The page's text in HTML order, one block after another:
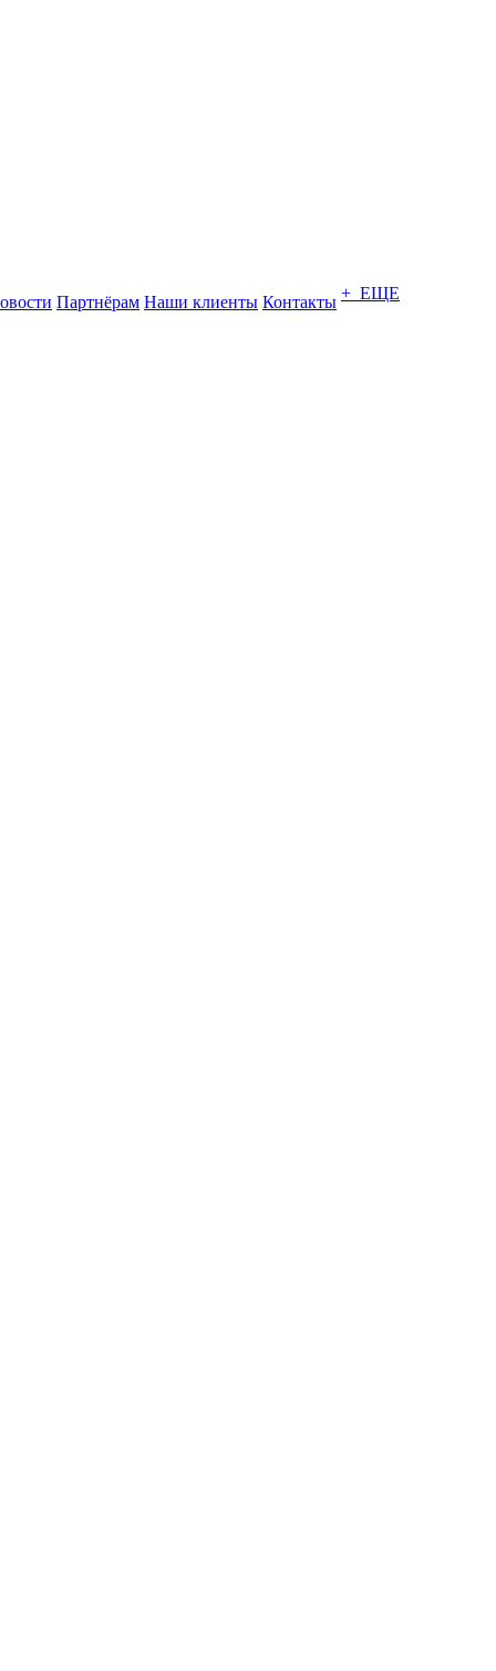
Партнёрам Наши клиенты Контакты + ЕЩЕ